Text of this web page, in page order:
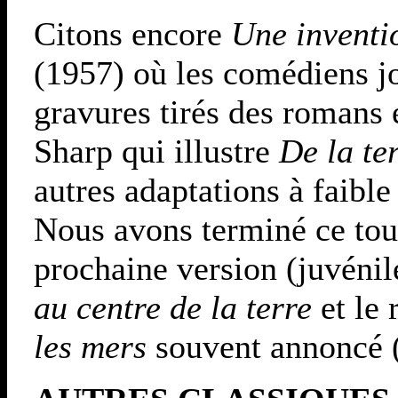
Citons encore Une
(1957) où les comédiens
gravures tirés des
Sharp qui illustre De la
autres adaptations à
Nous avons terminé ce
prochaine version
au centre de la terre et le
les mers souvent annoncé